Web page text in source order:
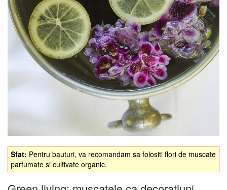
Sfat: Pentru bauturi, va recomandam sa folositi flori de muscate
parfumate si cultivate organic.